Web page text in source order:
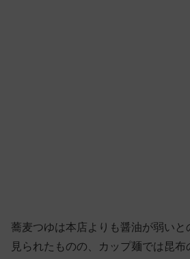
蕎麦つゆは本店よりも醤油が弱いと
見られたものの、カップ麺では昆